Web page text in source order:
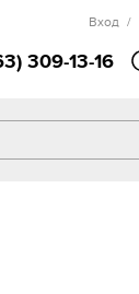
309-13-16
Вход /